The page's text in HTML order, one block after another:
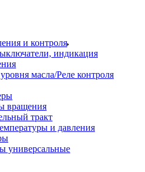
и контроля
индикация
масла/Реле контроля
вращения
тракт
и давления
универсальные